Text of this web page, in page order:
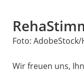
Foto:
Wir freuen uns,